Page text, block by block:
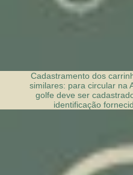
Cadastramento dos
similares: para circular na
golfe deve ser
identificação